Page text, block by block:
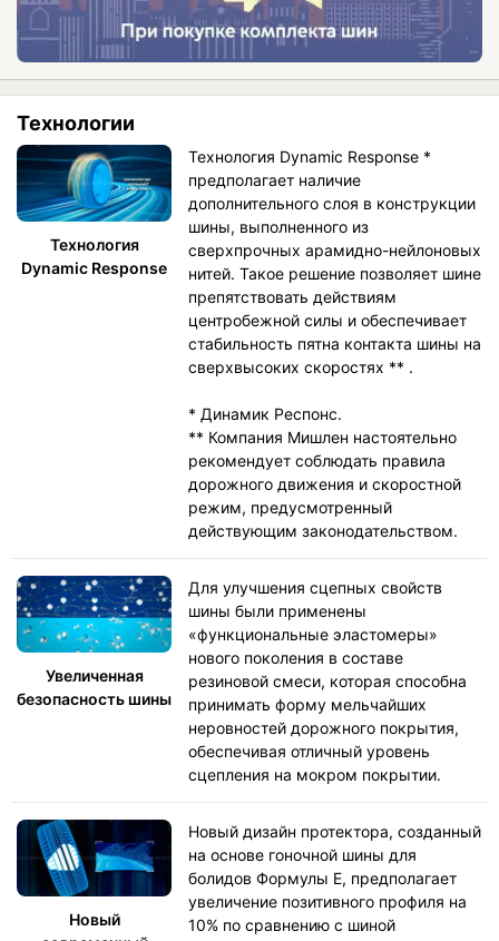
Технологии
Технология
Dynamic Response
Технология Dynamic Response *
предполагает наличие
дополнительного слоя в конструкции
шины, выполненного из
сверхпрочных арамидно-нейлоновых
нитей. Такое решение позволяет шине
препятствовать действиям
центробежной силы и обеспечивает
стабильность пятна контакта шины на
сверхвысоких скоростях ** .
* Динамик Респонс.
** Компания Мишлен настоятельно
рекомендует соблюдать правила
дорожного движения и скоростной
режим, предусмотренный
действующим законодательством.
Увеличенная
безопасность шины
Для улучшения сцепных свойств
шины были применены
«функциональные эластомеры»
нового поколения в составе
резиновой смеси, которая способна
принимать форму мельчайших
неровностей дорожного покрытия,
обеспечивая отличный уровень
сцепления на мокром покрытии.
Новый
Новый дизайн протектора, созданный
на основе гоночной шины для
болидов Формулы Е, предполагает
увеличение позитивного профиля на
10% по сравнению с шиной